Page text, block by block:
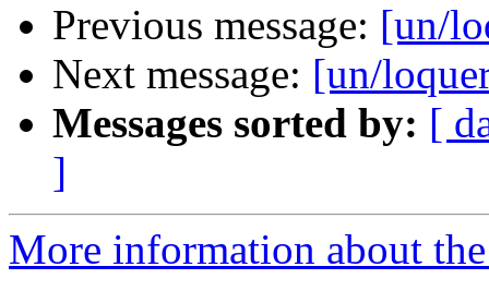
Previous message: [un/
Next message: [un/
Messages sorted by: [
]
More information about